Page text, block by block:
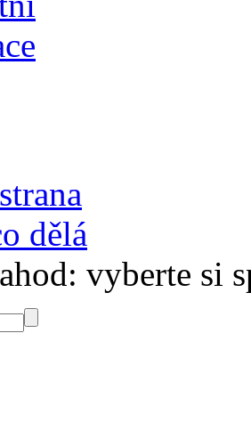
dělá
vyberte si